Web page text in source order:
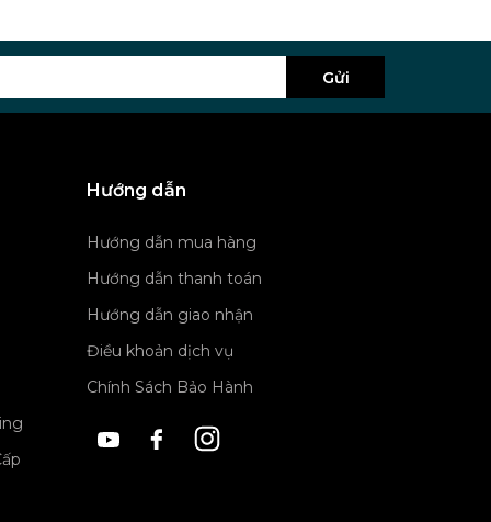
Gửi
Hướng dẫn
Hướng dẫn mua hàng
Hướng dẫn thanh toán
Hướng dẫn giao nhận
Điều khoản dịch vụ
Chính Sách Bảo Hành